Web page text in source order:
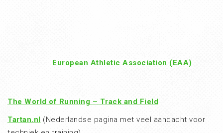
European Athletic Association (EAA)
The World of Running – Track and Field
Tartan.nl (Nederlandse pagina met veel aandacht voor